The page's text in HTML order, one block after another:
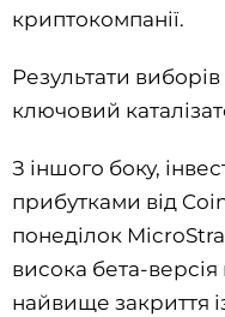
криптокомпанії.
Результати
ключовий
З іншого боку,
прибутками від
понеділок
висока бета-версія
найвище закриття